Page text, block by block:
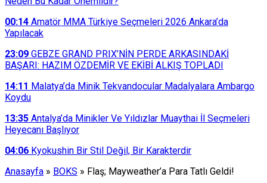
00:14 Amatör MMA Türkiye Seçmeleri 2026 Ankara’da
Yapılacak
23:09 GEBZE GRAND PRIX’NİN PERDE ARKASINDAKİ
BAŞARI: HAZIM ÖZDEMİR VE EKİBİ ALKIŞ TOPLADI
14:11 Malatya’da Minik Tekvandocular Madalyalara Ambargo
Koydu
13:35 Antalya’da Minikler Ve Yıldızlar Muaythai İl Seçmeleri
Heyecanı Başlıyor
04:06 Kyokushin Bir Stil Değil, Bir Karakterdir
Anasayfa » BOKS » Flaş; Mayweather’a Para Tatlı Geldi!